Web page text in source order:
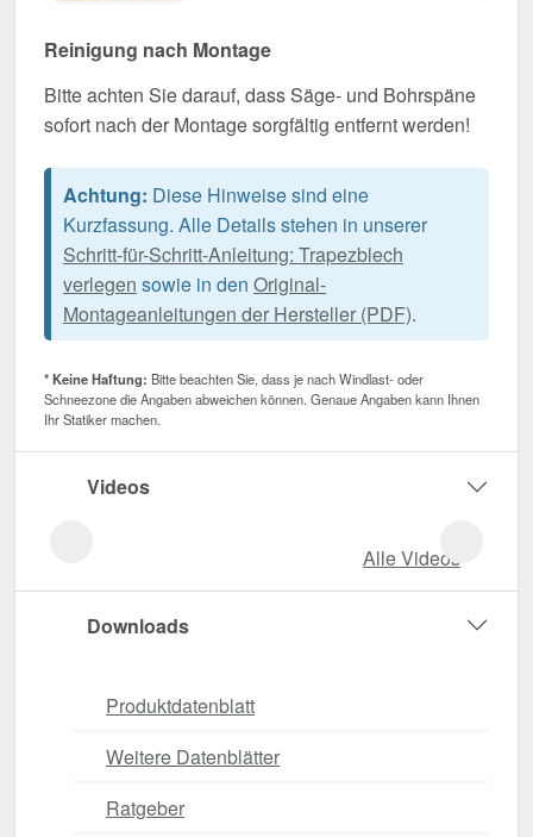
Reinigung nach Montage
Bitte achten Sie darauf, dass Säge- und Bohrspäne
sofort nach der Montage sorgfältig entfernt werden!
Achtung: Diese Hinweise sind eine
Kurzfassung. Alle Details stehen in unserer
Schritt-für-Schritt-Anleitung: Trapezblech
verlegen sowie in den Original-
Montageanleitungen der Hersteller (PDF).
* Keine Haftung: Bitte beachten Sie, dass je nach Windlast- oder
Schneezone die Angaben abweichen können. Genaue Angaben kann Ihnen
Ihr Statiker machen.
Videos
Alle Videos
Downloads
Produktdatenblatt
Weitere Datenblätter
Ratgeber